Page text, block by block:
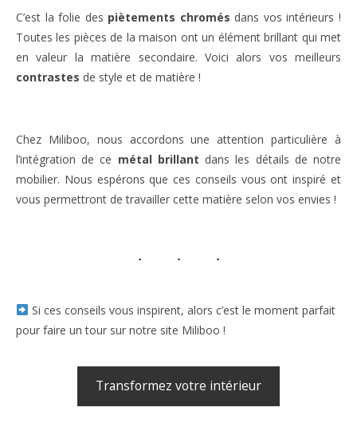
C’est la folie des piètements chromés dans vos intérieurs !
Toutes les pièces de la maison ont un élément brillant qui met
en valeur la matière secondaire. Voici alors vos meilleurs
contrastes de style et de matière !
Chez Miliboo, nous accordons une attention particulière à
l’intégration de ce métal brillant dans les détails de notre
mobilier. Nous espérons que ces conseils vous ont inspiré et
vous permettront de travailler cette matière selon vos envies !
Si ces conseils vous inspirent, alors c’est le moment parfait
pour faire un tour sur notre site Miliboo !
Transformez votre intérieur